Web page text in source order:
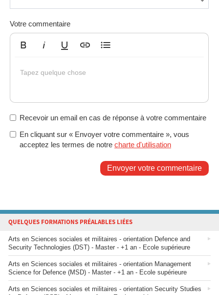
Votre commentaire
Tapez quelque chose
Recevoir un email en cas de réponse à votre commentaire
En cliquant sur « Envoyer votre commentaire », vous
acceptez les termes de notre charte d'utilisation
Envoyer votre commentaire
QUELQUES FORMATIONS PRÉALABLES LIÉES
Arts en Sciences sociales et militaires - orientation Defence and
Security Technologies (DST) - Master - +1 an - Ecole supérieure
Arts en Sciences sociales et militaires - orientation Management
Science for Defence (MSD) - Master - +1 an - Ecole supérieure
Arts en Sciences sociales et militaires - orientation Security Studies